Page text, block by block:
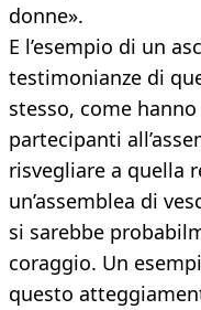
donne».
E l’esempio di un
testimonianze di
stesso, come
partecipanti
risvegliare a quella
un’assemblea di
si sarebbe
coraggio. Un
questo